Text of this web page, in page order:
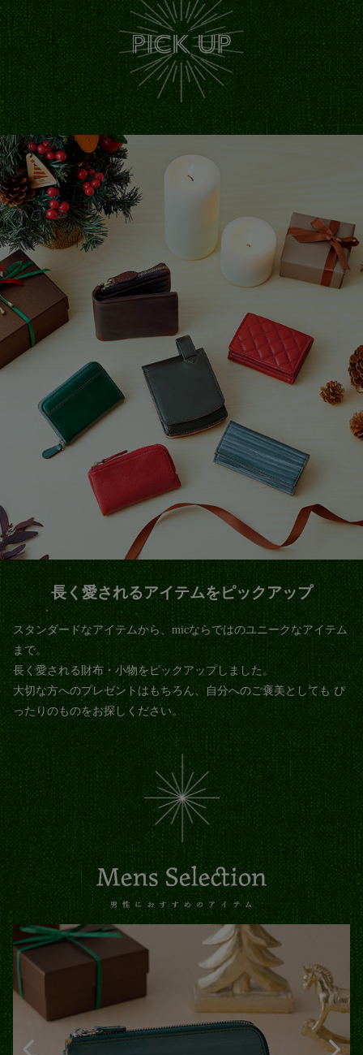
長く愛されるアイテムをピックアップ
スタンダードなアイテムから、micならではのユニークなアイテム
まで。
長く愛される財布・小物をピックアップしました。
大切な方へのプレゼントはもちろん、自分へのご褒美としても ぴ
ったりのものをお探しください。